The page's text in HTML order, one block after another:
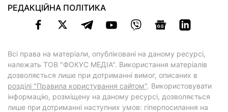
РЕДАКЦІЙНА ПОЛІТИКА
Всі права на матеріали, опубліковані на даному ресурсі,
належать ТОВ "ФОКУС МЕДІА". Використання матеріалів
дозволяється лише при дотриманні вимог, описаних в
розділі "Правила користування сайтом". Використовувати
інформацію, розміщену на даному ресурсі, дозволяється
лише при дотриманні наступних умов: гіперпосилання на